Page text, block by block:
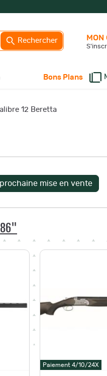
Rechercher
Bons Plans
MON
12 Beretta
Paiement 4/10/24X